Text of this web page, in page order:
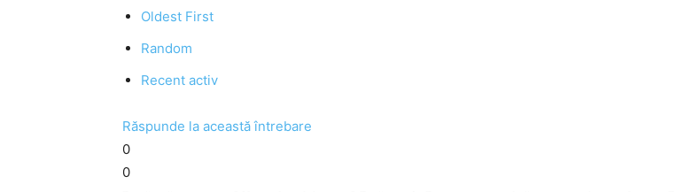
Oldest First
Random
Recent activ
Răspunde la această întrebare
0
0